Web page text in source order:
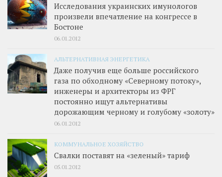
Исследования украинских имунологов
произвели впечатление на конгрессе в
Бостоне
06.01.2012
АЛЬТЕРНАТИВНАЯ ЭНЕРГЕТИКА
Даже получив еще больше российского
газа по обходному «Северному потоку»,
инженеры и архитекторы из ФРГ
постоянно ищут альтернативы
дорожающим черному и голубому «золоту»
06.01.2012
КОММУНАЛЬНОЕ ХОЗЯЙСТВО
Свалки поставят на «зеленый» тариф
05.01.2012